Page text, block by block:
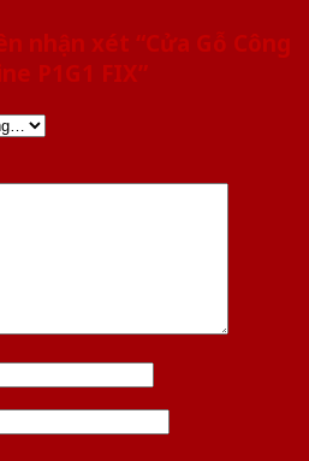
nhận xét “Cửa Gỗ Công
P1G1 FIX”